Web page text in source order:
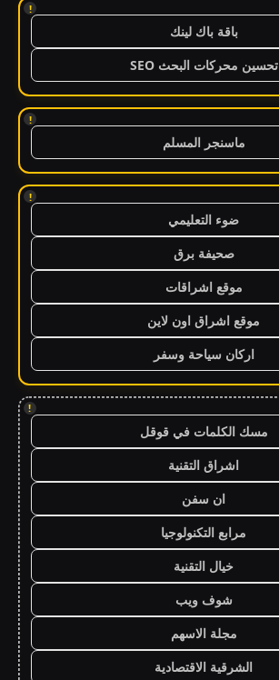
!
باقة باك لينك
تحسين محركات البحث SEO
!
ماسنجر المسلم
!
ضوء التعليمي
صحيفة برق
موقع اشراقات
موقع اشراق اون لاين
اركان سياحة وسفر
!
مسك الكلمات في قوقل
اشراق التقنية
ان سفن
مرابع التكنولوجيا
خيال التقنية
شوف ويب
مجلة الاسهم
الشرقية الاقتصادية